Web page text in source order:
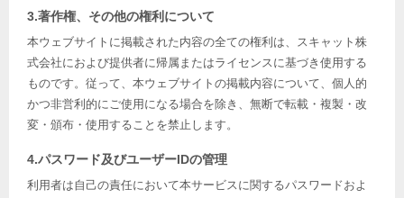
3.著作権、その他の権利について
本ウェブサイトに掲載された内容の全ての権利は、スキャット株
式会社におよび提供者に帰属またはライセンスに基づき使用する
ものです。従って、本ウェブサイトの掲載内容について、個人的
かつ非営利的にご使用になる場合を除き、無断で転載・複製・改
変・頒布・使用することを禁止します。
4.パスワード及びユーザーIDの管理
利用者は自己の責任において本サービスに関するパスワードおよ